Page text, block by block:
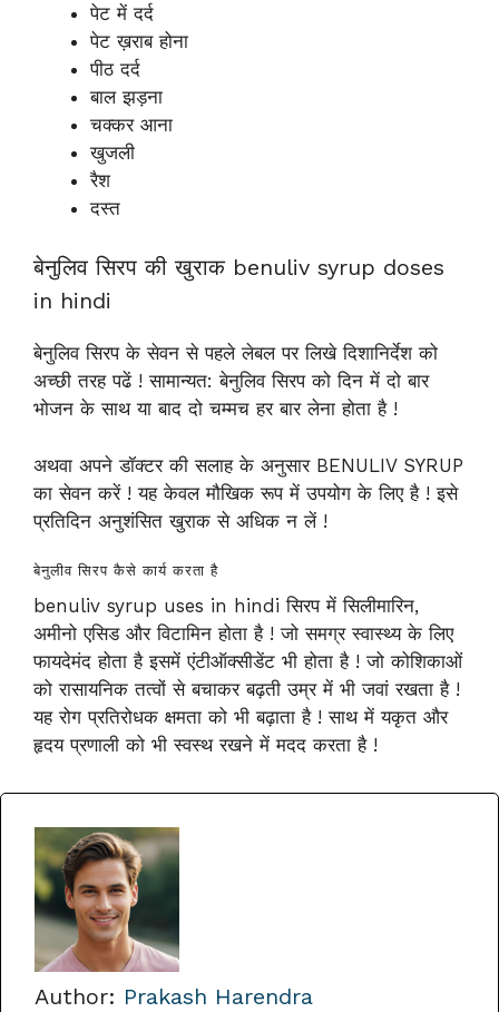
पेट में दर्द
पेट ख़राब होना
पीठ दर्द
बाल झड़ना
चक्कर आना
खुजली
रैश
दस्त
बेनुलिव सिरप की खुराक benuliv syrup doses
in hindi
बेनुलिव सिरप के सेवन से पहले लेबल पर लिखे दिशानिर्देश को
अच्छी तरह पढें ! सामान्यत: बेनुलिव सिरप को दिन में दो बार
भोजन के साथ या बाद दो चम्मच हर बार लेना होता है !
अथवा अपने डॉक्टर की सलाह के अनुसार BENULIV SYRUP
का सेवन करें ! यह केवल मौखिक रूप में उपयोग के लिए है ! इसे
प्रतिदिन अनुशंसित खुराक से अधिक न लें !
बेनुलीव सिरप कैसे कार्य करता है
benuliv syrup uses in hindi सिरप में सिलीमारिन,
अमीनो एसिड और विटामिन होता है ! जो समग्र स्वास्थ्य के लिए
फायदेमंद होता है इसमें एंटीऑक्सीडेंट भी होता है ! जो कोशिकाओं
को रासायनिक तत्वों से बचाकर बढ़ती उम्र में भी जवां रखता है !
यह रोग प्रतिरोधक क्षमता को भी बढ़ाता है ! साथ में यकृत और
हृदय प्रणाली को भी स्वस्थ रखने में मदद करता है !
Author: Prakash Harendra